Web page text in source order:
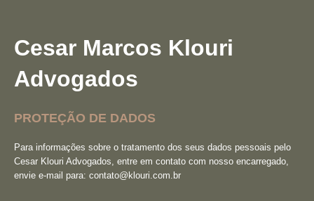
Cesar Marcos Klouri
Advogados
PROTEÇÃO DE DADOS
Para informações sobre o tratamento dos seus dados pessoais pelo
Cesar Klouri Advogados, entre em contato com nosso encarregado,
envie e-mail para: contato@klouri.com.br